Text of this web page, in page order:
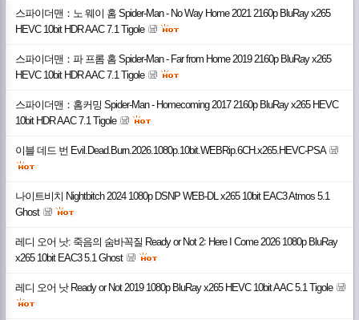
스파이더맨：노 웨이 홈 Spider-Man - No Way Home 2021 2160p BluRay x265
HEVC 10bit HDR AAC 7.1 Tigole
스파이더맨：파 프롬 홈 Spider-Man - Far from Home 2019 2160p BluRay x265
HEVC 10bit HDR AAC 7.1 Tigole
스파이더맨：홈커밍 Spider-Man - Homecoming 2017 2160p BluRay x265 HEVC
10bit HDR AAC 7.1 Tigole
이블 데드 번 Evil.Dead.Burn.2026.1080p.10bit.WEBRip.6CH.x265.HEVC-PSA
나이트비치 Nightbitch 2024 1080p DSNP WEB-DL x265 10bit EAC3 Atmos 5.1
Ghost
레디 오어 낫: 죽음의 숨바꼭질 Ready or Not 2꞉ Here I Come 2026 1080p BluRay
x265 10bit EAC3 5.1 Ghost
레디 오어 낫 Ready or Not 2019 1080p BluRay x265 HEVC 10bit AAC 5.1 Tigole